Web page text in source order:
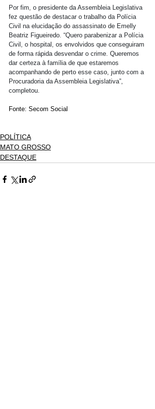
Por fim, o presidente da Assembleia Legislativa
fez questão de destacar o trabalho da Polícia
Civil na elucidação do assassinato de Emelly
Beatriz Figueiredo. “Quero parabenizar a Polícia
Civil, o hospital, os envolvidos que conseguiram
de forma rápida desvendar o crime. Queremos
dar certeza à família de que estaremos
acompanhando de perto esse caso, junto com a
Procuradoria da Assembleia Legislativa”,
completou.
Fonte: Secom Social
POLÍTICA
MATO GROSSO
DESTAQUE